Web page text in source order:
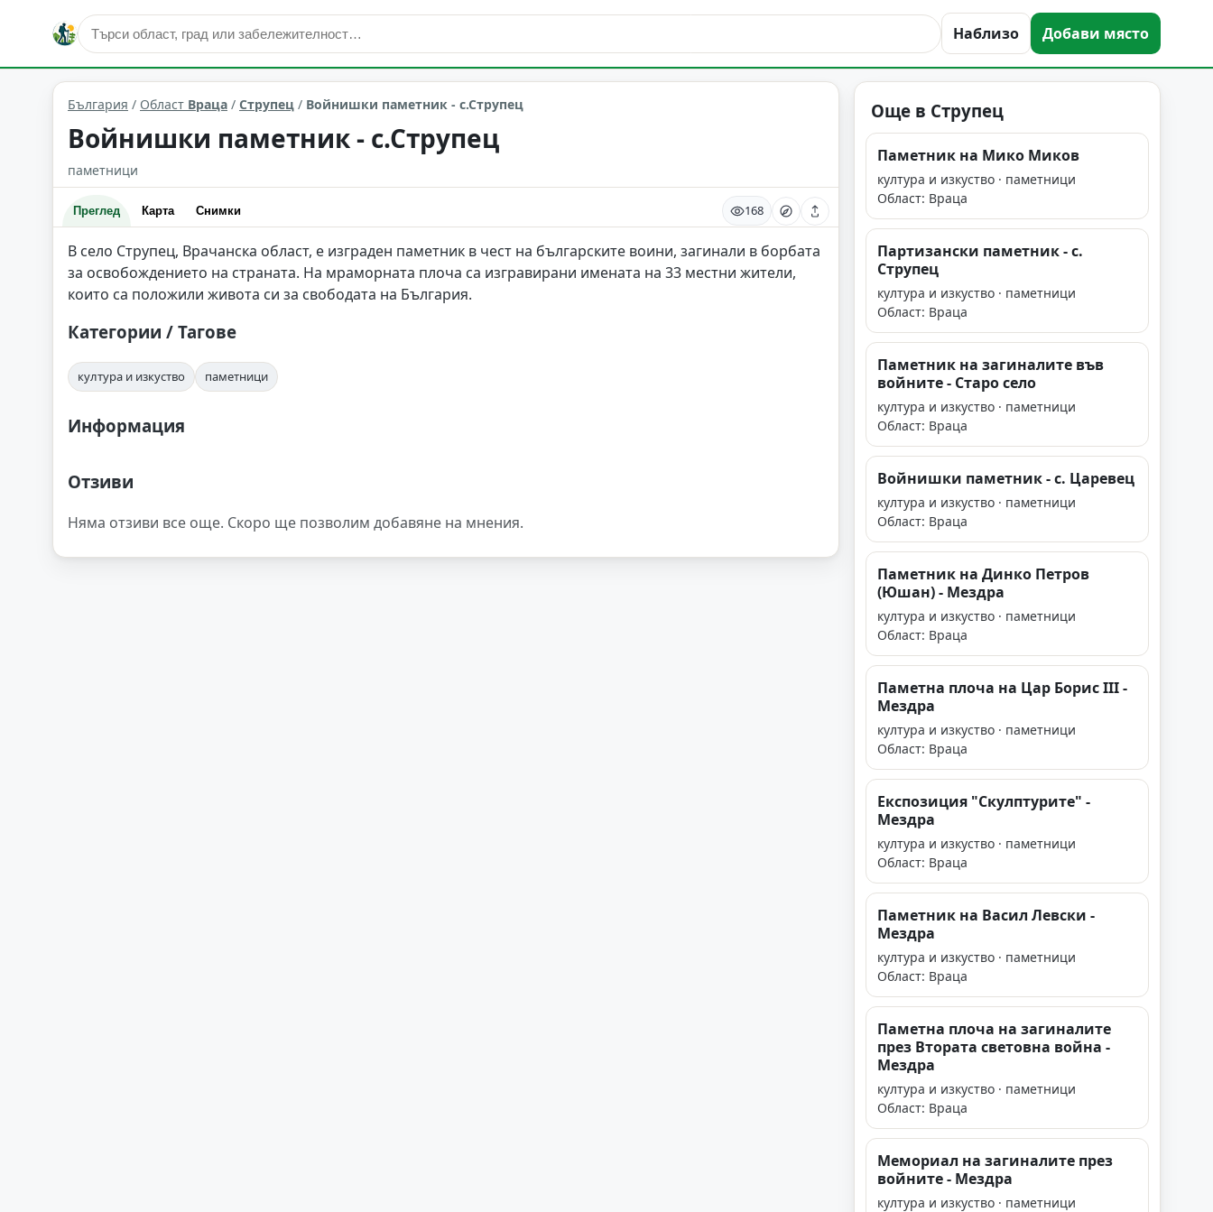
Наблизо Добави място
култура и изкуство Струпец Област: Враца
България / Област Враца / Струпец / Войнишки паметник - с.Струпец
Войнишки паметник - с.Струпец
паметници
Преглед Карта Снимки 168
В село Струпец, Врачанска област, е изграден паметник в чест на българските воини, загинали в борбата
за освобождението на страната. На мраморната плоча са изгравирани имената на 33 местни жители,
които са положили живота си за свободата на България.
Категории / Тагове
култура и изкуство паметници
Информация
Отзиви
Няма отзиви все още. Скоро ще позволим добавяне на мнения.
Още в Струпец
Паметник на Мико Миков
култура и изкуство · паметници
Област: Враца
Партизански паметник - с.
Струпец
култура и изкуство · паметници
Област: Враца
Паметник на загиналите във
войните - Старо село
култура и изкуство · паметници
Област: Враца
Войнишки паметник - с. Царевец
култура и изкуство · паметници
Област: Враца
Паметник на Динко Петров
(Юшан) - Мездра
култура и изкуство · паметници
Област: Враца
Паметна плоча на Цар Борис III -
Мездра
култура и изкуство · паметници
Област: Враца
Експозиция "Скулптурите" -
Мездра
култура и изкуство · паметници
Област: Враца
Паметник на Васил Левски -
Мездра
култура и изкуство · паметници
Област: Враца
Паметна плоча на загиналите
през Втората световна война -
Мездра
култура и изкуство · паметници
Област: Враца
Мемориал на загиналите през
войните - Мездра
култура и изкуство · паметници